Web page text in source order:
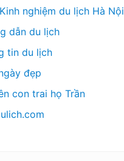
Kinh nghiệm du lịch Hà Nội
dẫn du lịch
tin du lịch
đẹp
con trai họ Trần